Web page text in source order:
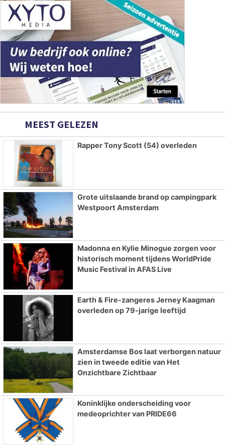
MEEST GELEZEN
Rapper Tony Scott (54) overleden
Grote uitslaande brand op campingpark
Westpoort Amsterdam
Madonna en Kylie Minogue zorgen voor
historisch moment tijdens WorldPride
Music Festival in AFAS Live
Earth & Fire-zangeres Jerney Kaagman
overleden op 79-jarige leeftijd
Amsterdamse Bos laat verborgen natuur
zien in tweede editie van Het
Onzichtbare Zichtbaar
Koninklijke onderscheiding voor
medeoprichter van PRIDE66